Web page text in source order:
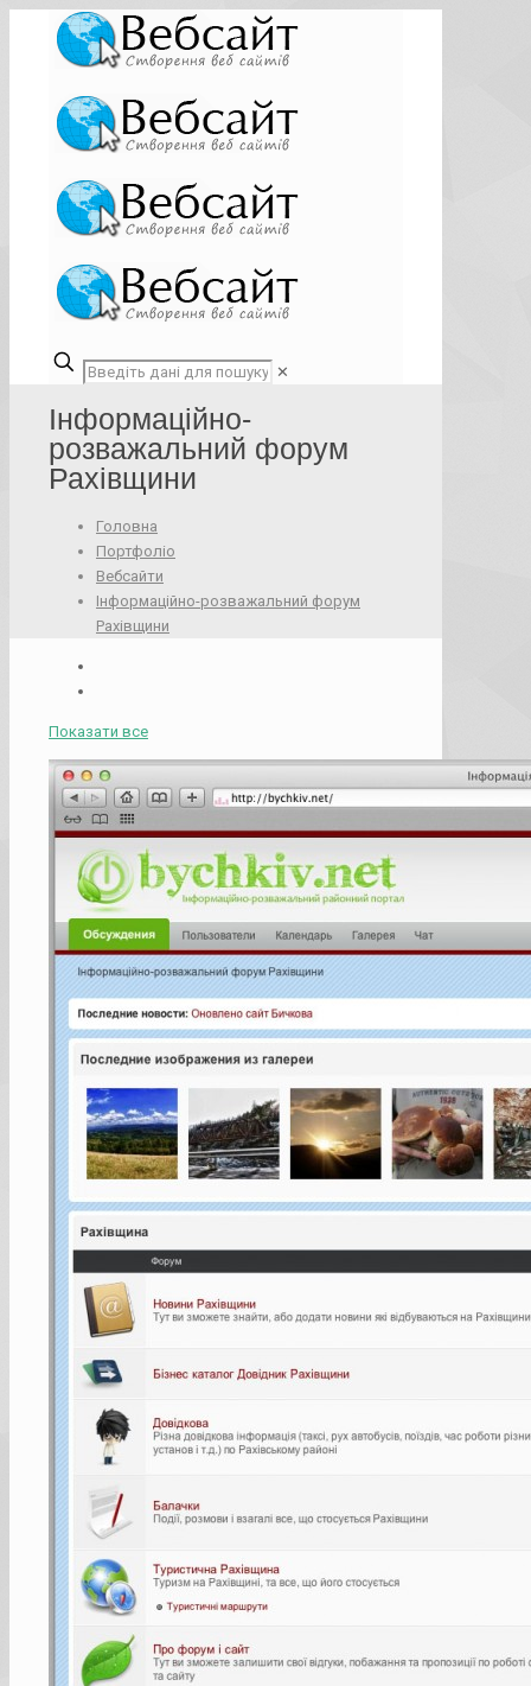
✕
Інформаційно-
розважальний форум
Рахівщини
Головна
Портфоліо
Вебсайти
Інформаційно-розважальний форум
Рахівщини
Показати все